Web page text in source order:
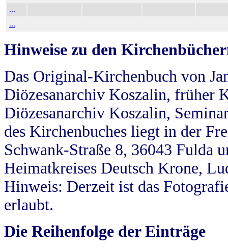
...
...
Hinweise zu den
Das Original-Kirchenbuch von
Diözesanarchiv Koszalin, früher
Diözesanarchiv Koszalin,
des Kirchenbuches liegt in der
Schwank-Straße 8, 36043 Fulda
Heimatkreises Deutsch Krone,
Hinweis: Derzeit ist das
erlaubt.
Die Reihenfolge der Einträge